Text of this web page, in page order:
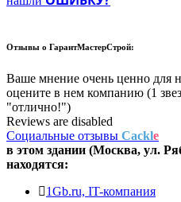
Отзывы о ГарантМастерСтрой:
Ваше мнение очень ценно для
оцените в нем компанию (1
"отлично!")
Reviews are disabled
Социальные отзывы Cackle
в этом здании (Москва, ул.
находятся:
1Gb.ru, IT-компания